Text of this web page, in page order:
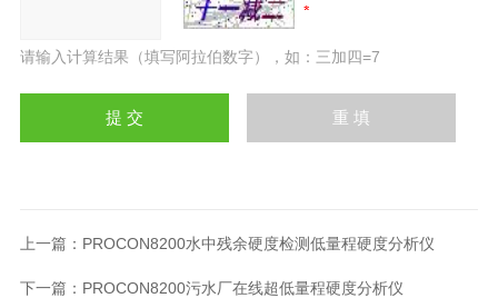
请输入计算结果（填写阿拉伯数字），如：三加四=7
上一篇： PROCON8200水中残余硬度检测低量程硬度分析仪
下一篇： PROCON8200污水厂在线超低量程硬度分析仪